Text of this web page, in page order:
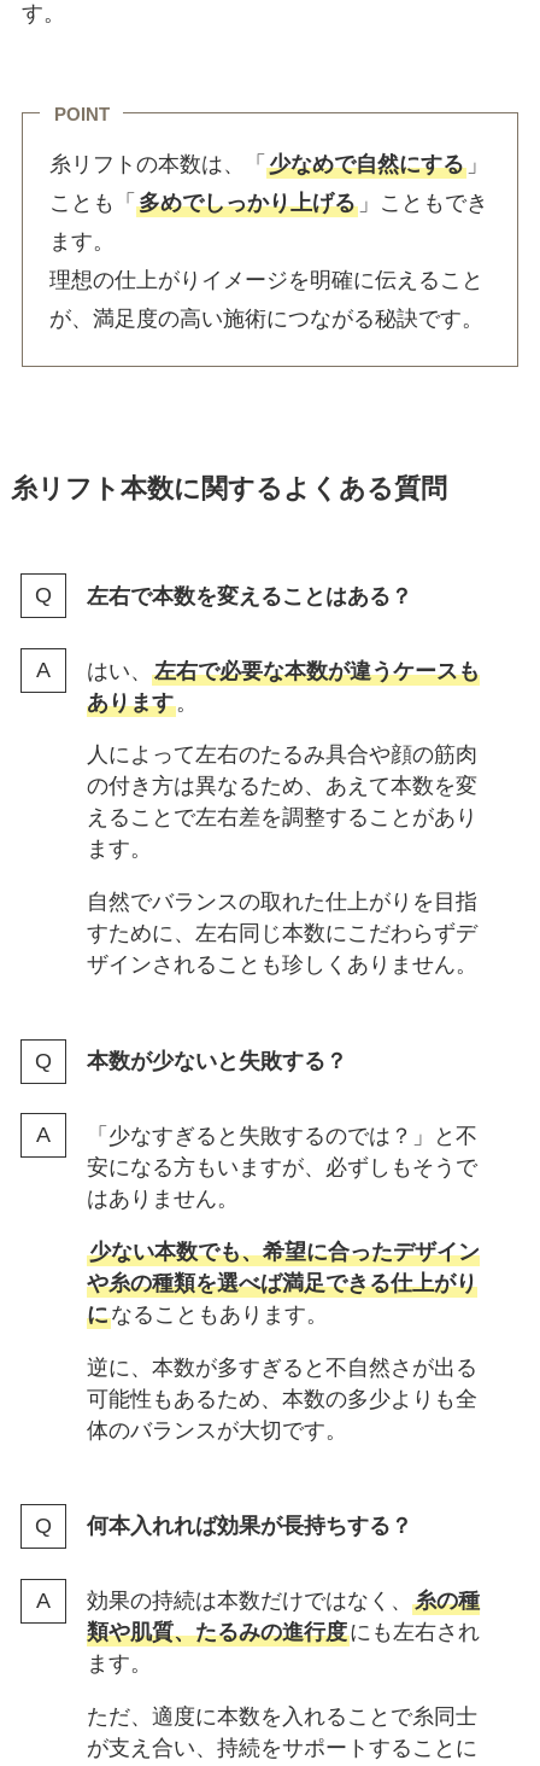
す。
POINT
糸リフトの本数は、「少なめで自然にする 」
ことも「多めでしっかり上げる 」こともでき
ます。
理想の仕上がりイメージを明確に伝えること
が、満足度の高い施術につながる秘訣です。
糸リフト本数に関するよくある質問
左右で本数を変えることはある？
はい、 左右で必要な本数が違うケースも
あります。
人によって左右のたるみ具合や顔の筋肉
の付き方は異なるため、あえて本数を変
えることで左右差を調整することがあり
ます。
自然でバランスの取れた仕上がりを目指
すために、左右同じ本数にこだわらずデ
ザインされることも珍しくありません。
本数が少ないと失敗する？
「少なすぎると失敗するのでは？」と不
安になる方もいますが、必ずしもそうで
はありません。
少ない本数でも、希望に合ったデザイン
や糸の種類を選べば満足できる仕上がり
になることもあります。
逆に、本数が多すぎると不自然さが出る
可能性もあるため、本数の多少よりも全
体のバランスが大切です。
何本入れれば効果が長持ちする？
効果の持続は本数だけではなく、 糸の種
類や肌質、たるみの進行度にも左右され
ます。
ただ、適度に本数を入れることで糸同士
が支え合い、持続をサポートすることに